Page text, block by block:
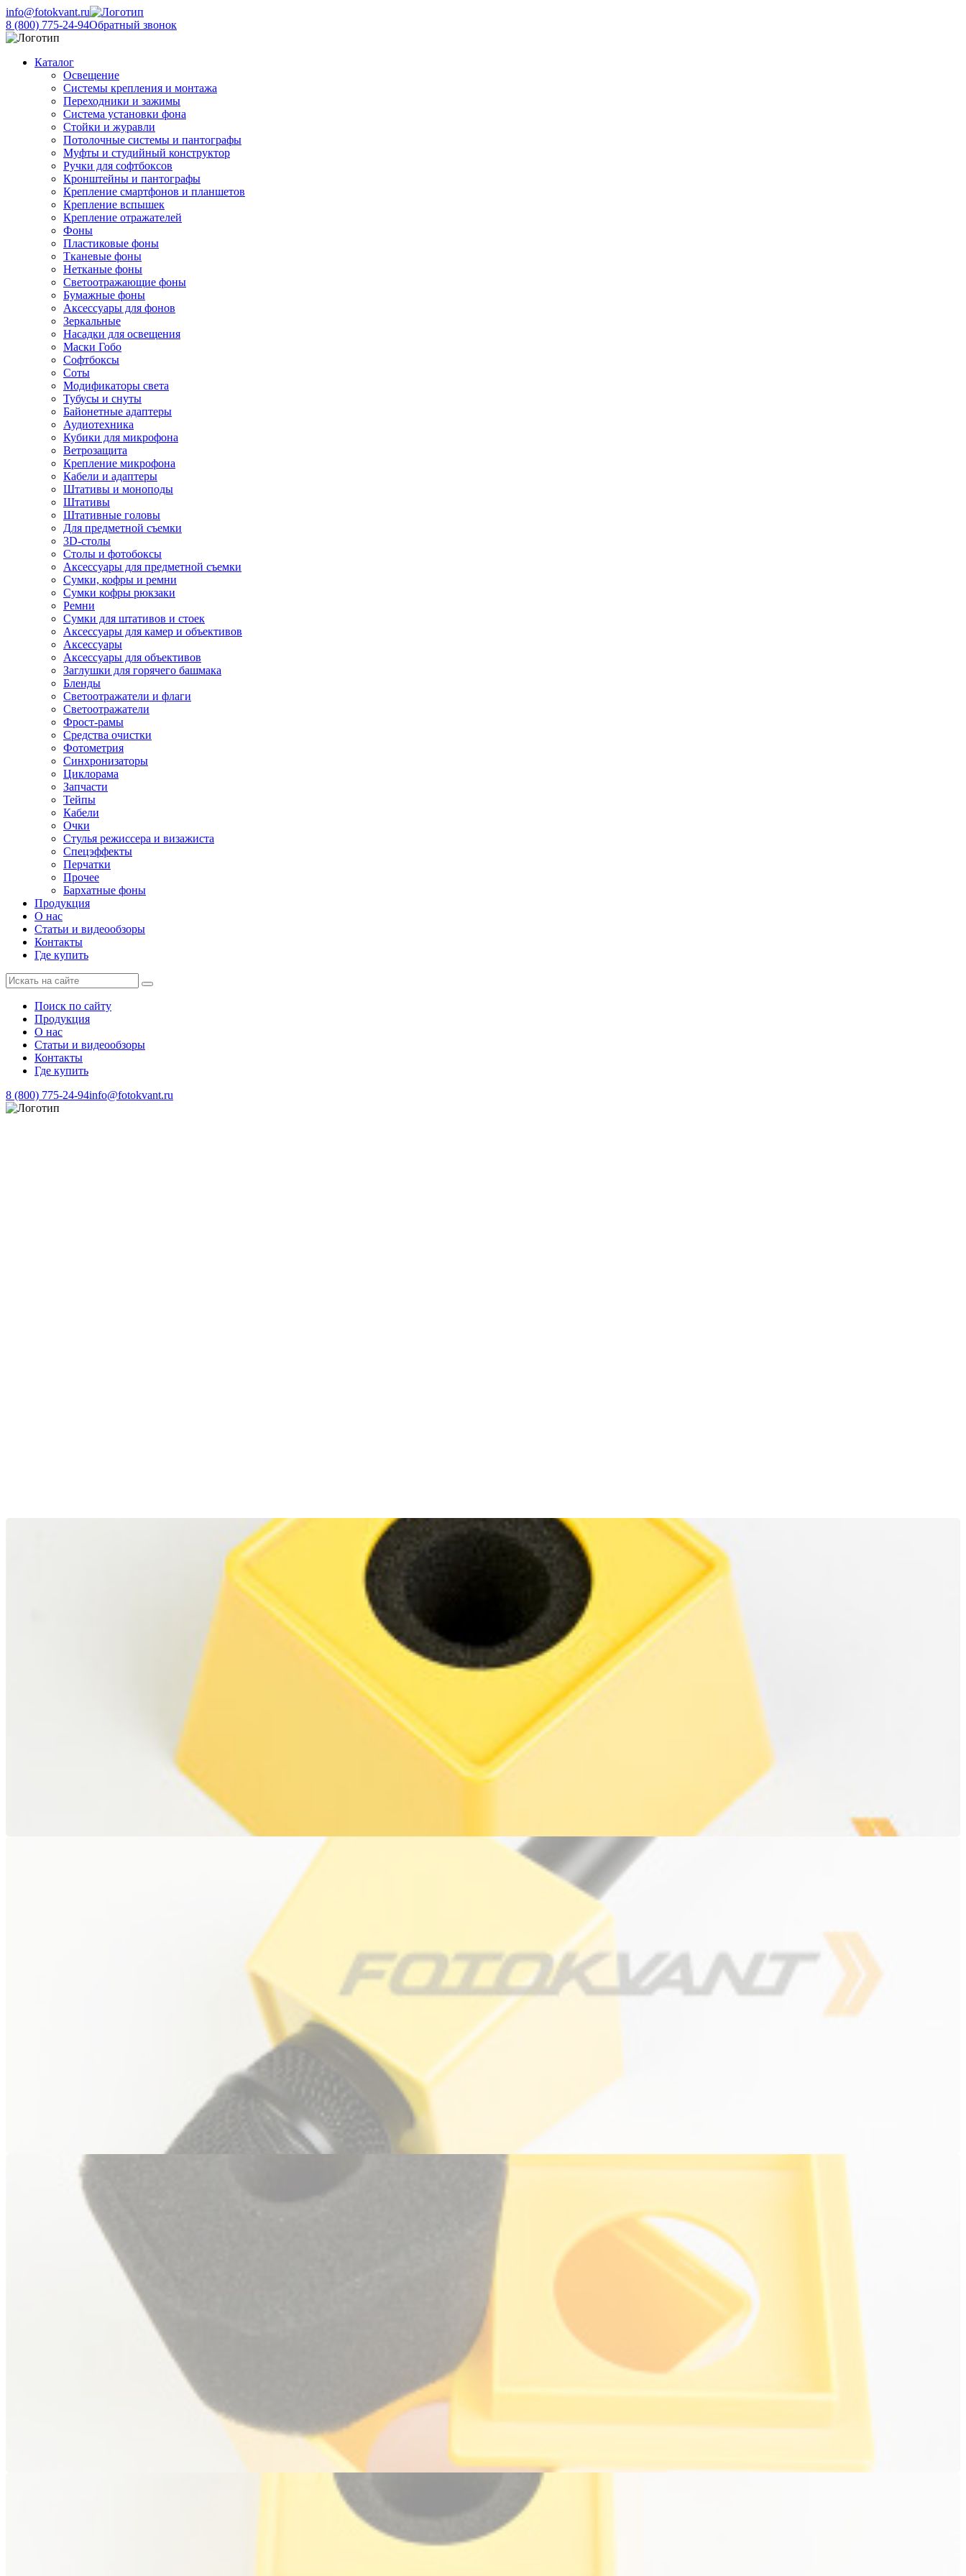
info@fotokvant.ru
8 (800) 775-24-94Обратный звонок
Каталог
Освещение
Системы крепления и монтажа
Переходники и зажимы
Система установки фона
Стойки и журавли
Потолочные системы и пантографы
Муфты и студийный конструктор
Ручки для софтбоксов
Кронштейны и пантографы
Крепление смартфонов и планшетов
Крепление вспышек
Крепление отражателей
Фоны
Пластиковые фоны
Тканевые фоны
Нетканые фоны
Светоотражающие фоны
Бумажные фоны
Аксессуары для фонов
Зеркальные
Насадки для освещения
Маски Гобо
Софтбоксы
Соты
Модификаторы света
Тубусы и снуты
Байонетные адаптеры
Аудиотехника
Кубики для микрофона
Ветрозащита
Крепление микрофона
Кабели и адаптеры
Штативы и моноподы
Штативы
Штативные головы
Для предметной съемки
3D-столы
Столы и фотобоксы
Аксессуары для предметной съемки
Сумки, кофры и ремни
Сумки кофры рюкзаки
Ремни
Сумки для штативов и стоек
Аксессуары для камер и объективов
Аксессуары
Аксессуары для объективов
Заглушки для горячего башмака
Бленды
Светоотражатели и флаги
Светоотражатели
Фрост-рамы
Средства очистки
Фотометрия
Синхронизаторы
Циклорама
Запчасти
Тейпы
Кабели
Очки
Стулья режиссера и визажиста
Спецэффекты
Перчатки
Прочее
Бархатные фоны
Продукция
О нас
Статьи и видеообзоры
Контакты
Где купить
Поиск по сайту
Продукция
О нас
Статьи и видеообзоры
Контакты
Где купить
8 (800) 775-24-94info@fotokvant.ru